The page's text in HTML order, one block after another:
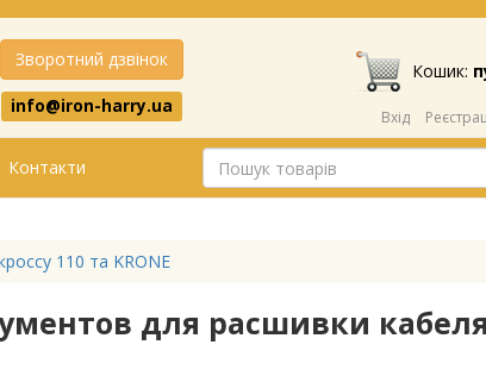
Зворотний дзвінок
info@iron-harry.ua
Кошик:
Вхід
Контакти
110 та KRONE
для расшивки